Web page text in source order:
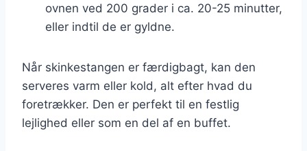
ovnen ved 200 grader i ca. 20-25 minutter,
eller indtil de er gyldne.
Når skinkestangen er færdigbagt, kan den
serveres varm eller kold, alt efter hvad du
foretrækker. Den er perfekt til en festlig
lejlighed eller som en del af en buffet.